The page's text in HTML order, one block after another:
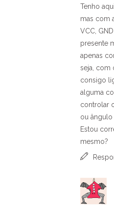
Tenho
mas com
VCC,
presente
apenas
seja, com
consigo
alguma
controlar
ou
Estou
mesmo?